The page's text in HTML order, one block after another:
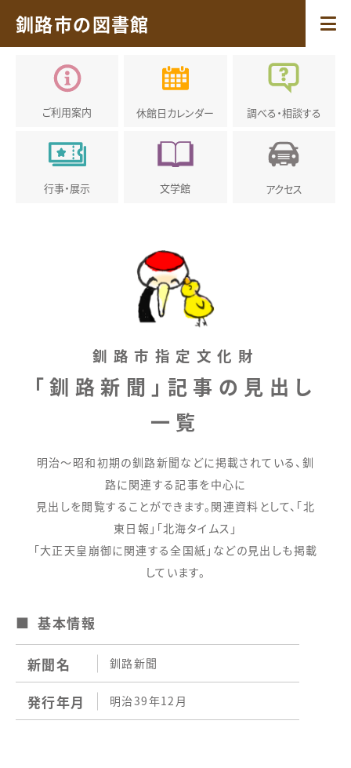
釧路市の図書館
ご利用案内 休館日カレンダー 調べる・相談する
行事・展示 文学館 アクセス
釧路市指定文化財
「釧路新聞」記事の見出し
一覧
明治～昭和初期の釧路新聞などに掲載されている、釧
路に関連する記事を中心に
見出しを閲覧することができます。関連資料として、「北
東日報」「北海タイムス」
「大正天皇崩御に関連する全国紙」などの見出しも掲載
しています。
基本情報
新聞名 釧路新聞
発行年月 明治39年12月